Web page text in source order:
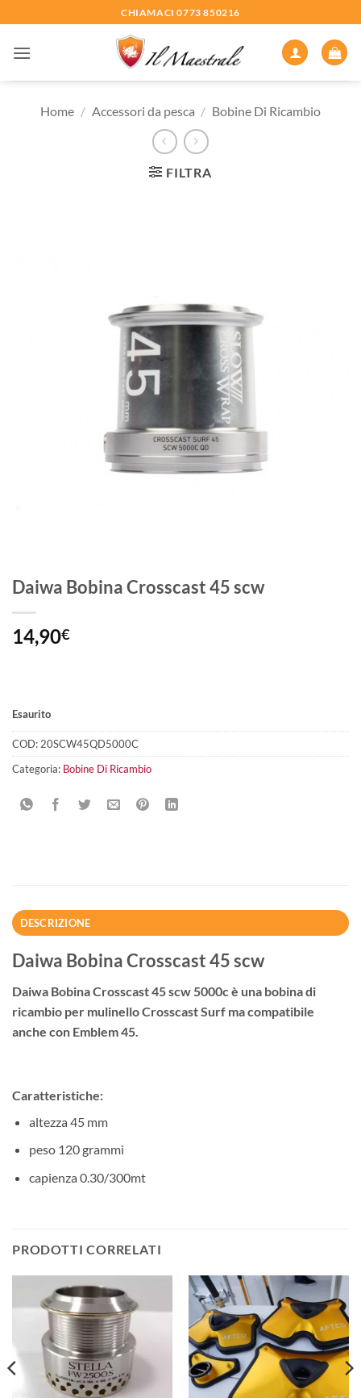
ai
contenuti
CHIAMACI 0773 850216
Home / Accessori da pesca / Bobine Di Ricambio
FILTRA
Daiwa Bobina Crosscast 45 scw
14,90€
Esaurito
COD: 20SCW45QD5000C
Categoria: Bobine Di Ricambio
DESCRIZIONE
Daiwa Bobina Crosscast 45 scw
Daiwa Bobina Crosscast 45 scw 5000c è una bobina di
ricambio per mulinello Crosscast Surf ma compatibile
anche con Emblem 45.
Caratteristiche:
altezza 45 mm
peso 120 grammi
capienza 0.30/300mt
PRODOTTI CORRELATI